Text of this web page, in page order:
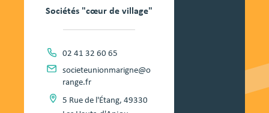
Sociétés "cœur de village"
02 41 32 60 65
societeunionmarigne@o
range.fr
5 Rue de l'Étang, 49330